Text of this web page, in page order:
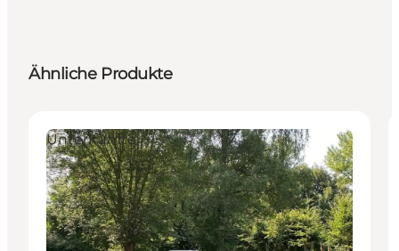
Ähnliche Produkte
Unterkünfte